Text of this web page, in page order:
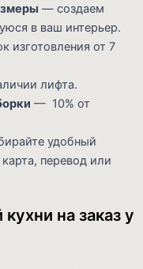
— создаем
в ваш интерьер.
изготовления от 7
лифта.
— 10% от
удобный
перевод или
на заказ у